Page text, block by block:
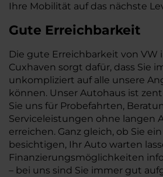
Ihre Mobilität auf das nächste
Gute Erreichbarkeit
Die gute Erreichbarkeit von VW
Cuxhaven sorgt dafür, dass Sie
unkompliziert auf alle unsere
können. Unser Autohaus ist
Sie uns für Probefahrten,
Serviceleistungen ohne langen
erreichen. Ganz gleich, ob Sie
besichtigen, Ihr Auto warten
Finanzierungsmöglichkeiten
– bei uns sind Sie immer gut